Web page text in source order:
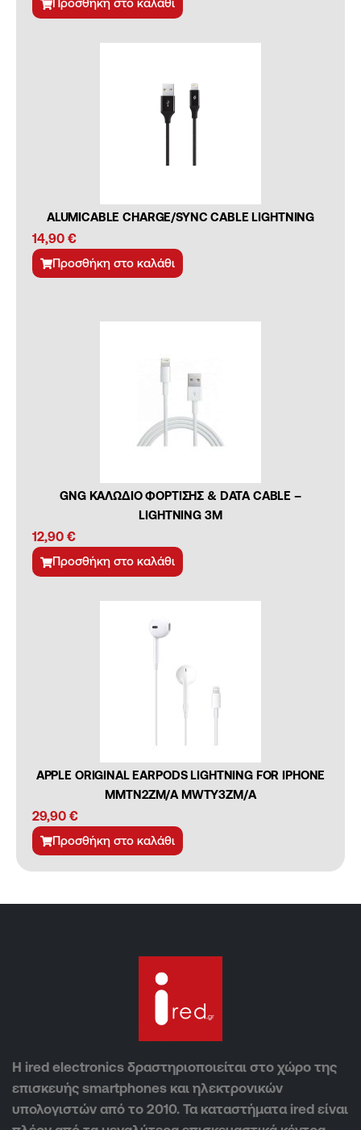
ALUMICABLE CHARGE/SYNC CABLE LIGHTNING
14,90 €
Προσθήκη στο καλάθι
GNG ΚΑΛΩΔΙΟ ΦΟΡΤΙΣΗΣ & DATA CABLE –
LIGHTNING 3M
12,90 €
Προσθήκη στο καλάθι
APPLE ORIGINAL EARPODS LIGHTNING FOR IPHONE
MMTN2ZM/A MWTY3ZM/A
29,90 €
Προσθήκη στο καλάθι
Η ired electronics δραστηριοποιείται στο χώρο της
επισκευής smartphones και ηλεκτρονικών
υπολογιστών από το 2010. Τα καταστήματα ired είναι